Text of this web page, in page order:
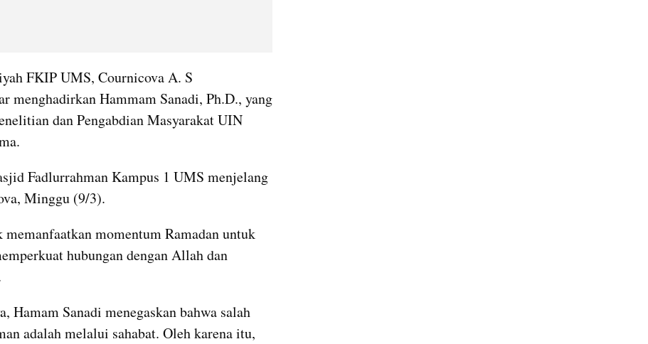
FKIP UMS, Cournicova A. S
menghadirkan Hammam Sanadi, Ph.D., yang
dan Pengabdian Masyarakat UIN
Fadlurrahman Kampus 1 UMS menjelang
Minggu (9/3).
momentum Ramadan untuk
hubungan dengan Allah dan
Hamam Sanadi menegaskan bahwa salah
adalah melalui sahabat. Oleh karena itu,